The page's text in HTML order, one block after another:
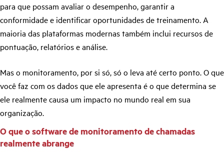
para que possam avaliar o desempenho, garantir a
conformidade e identificar oportunidades de treinamento. A
maioria das plataformas modernas também inclui recursos de
pontuação, relatórios e análise.
Mas o monitoramento, por si só, só o leva até certo ponto. O que
você faz com os dados que ele apresenta é o que determina se
ele realmente causa um impacto no mundo real em sua
organização.
O que o software de monitoramento de chamadas
realmente abrange